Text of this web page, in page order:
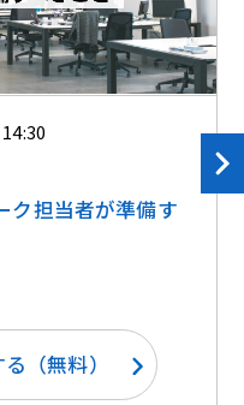
ク担当者が準備す
（無料）